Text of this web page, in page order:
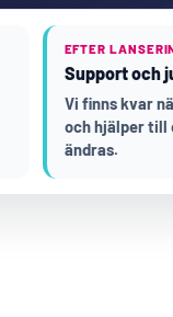
EFTER
Support och
Vi finns kvar
och hjälper till
ändras.